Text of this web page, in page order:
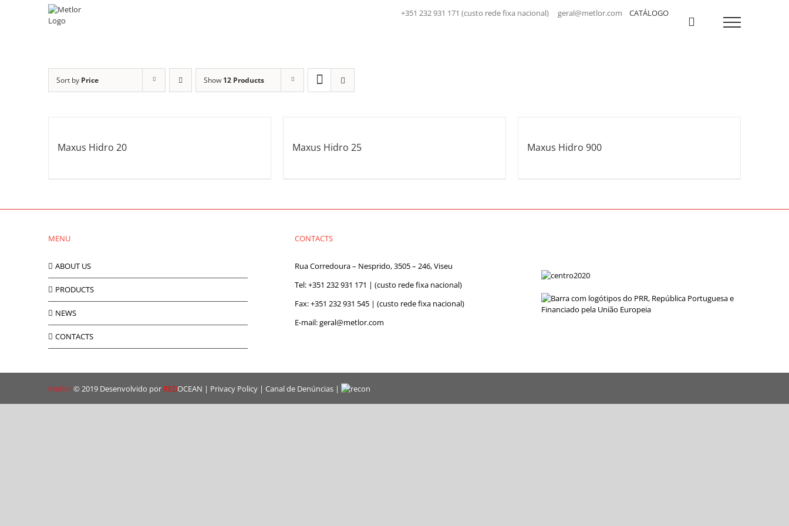
+351 232 931 171 (custo rede fixa nacional) geral@metlor.com CATÁLOGO
Sort by Price Show 12 Products
Maxus Hidro 20 Maxus Hidro 25 Maxus Hidro 900
MENU
ABOUT US
PRODUCTS
NEWS
CONTACTS
CONTACTS
Rua Corredoura – Nesprido, 3505 – 246, Viseu
Tel:+351 232 931 171 | (custo rede fixa nacional)
Fax: +351 232 931 545 | (custo rede fixa nacional)
E-mail:geral@metlor.com
Metlor© 2019 Desenvolvido por REDOCEAN | Privacy Policy | Canal de Denúncias |